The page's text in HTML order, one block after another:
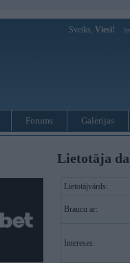
Sveiks, Viesi!
Forums Galerijas
Lietotāja
Lietotājvārds:
Braucu ar:
Intereses: